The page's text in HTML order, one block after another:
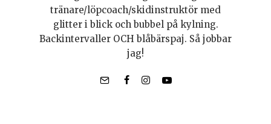
tränare/löpcoach/skidinstruktör med
glitter i blick och bubbel på kylning.
Backintervaller OCH blåbärspaj. Så jobbar
jag!